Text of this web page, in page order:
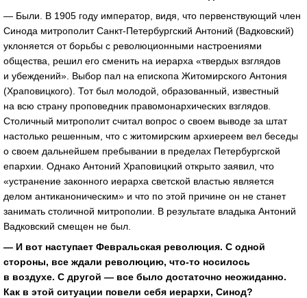
— Были. В 1905 году император, видя, что первенствующий член
Синода митрополит Санкт-Петербургский Антоний (Вадковский)
уклоняется от борьбы с революционными настроениями
общества, решил его сменить на иерарха «твердых взглядов
и убеждений». Выбор пал на епископа Житомирского Антония
(Храповицкого). Тот был молодой, образованный, известный
на всю страну проповедник правомонархических взглядов.
Столичный митрополит считал вопрос о своем выводе за штат
настолько решенным, что с житомирским архиереем вел беседы
о своем дальнейшем пребывании в пределах Петербургской
епархии. Однако Антоний Храповицкий открыто заявил, что
«устранение законного иерарха светской властью является
делом антиканоническим» и что по этой причине он не станет
занимать столичной митрополии. В результате владыка Антоний
Вадковский смещен не был.
— И вот наступает Февральская революция. С одной
стороны, все ждали революцию, что-то носилось
в воздухе. С другой — все было достаточно неожиданно.
Как в этой ситуации повели себя иерархи, Синод?